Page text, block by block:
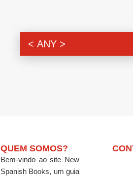
QUEM SOMOS?
Bem-vindo ao site New
Spanish Books, um guia